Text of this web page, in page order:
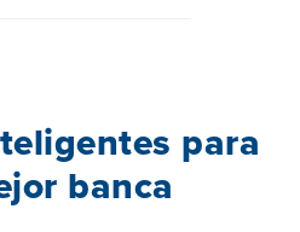
para
banca